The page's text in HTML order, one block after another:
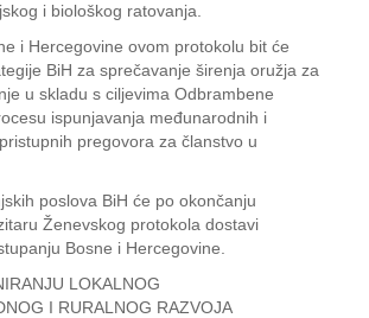
i biološkog ratovanja.
i Hercegovine ovom protokolu bit će
BiH za sprečavanje širenja oružja za
u skladu s ciljevima Odbrambene
ispunjavanja međunarodnih i
pregovora za članstvo u
poslova BiH će po okončanju
Ženevskog protokola dostavi
Bosne i Hercegovine.
LOKALNOG
I RURALNOG RAZVOJA